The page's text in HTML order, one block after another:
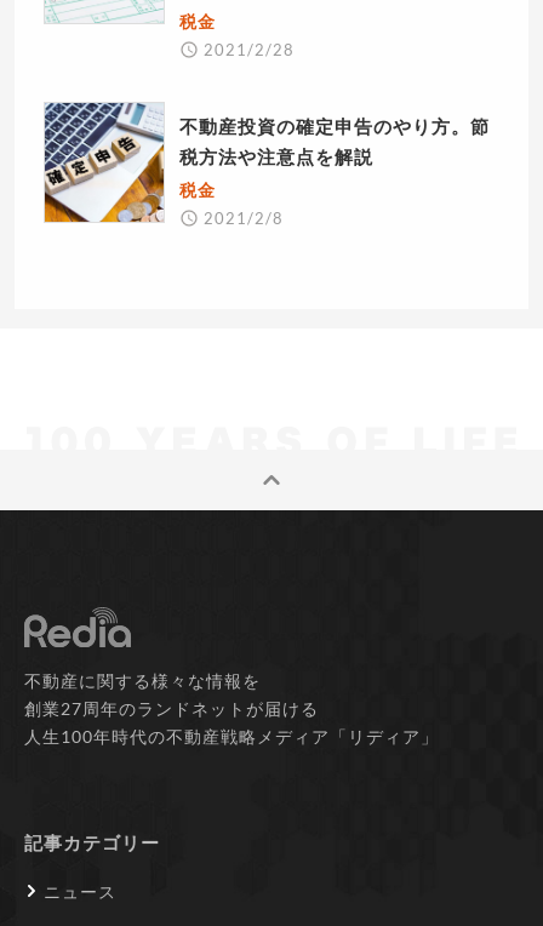
税金
2021/2/28
不動産投資の確定申告のやり方。節
税方法や注意点を解説
税金
2021/2/8
不動産に関する様々な情報を
創業27周年のランドネットが届ける
人生100年時代の不動産戦略メディア「リディア」
記事カテゴリー
ニュース